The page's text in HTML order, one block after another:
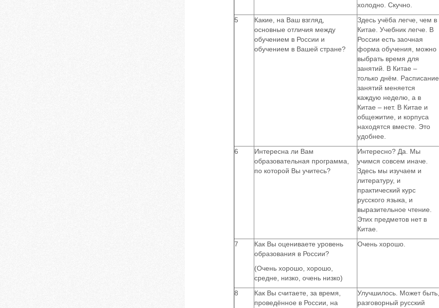
холодно. Скучно.
5
Какие, на Ваш взгляд,
основные отличия между
обучением в России и
обучением в Вашей стране?
Здесь учёба легче, чем в
Китае. Учебник легче. В
России есть заочная
форма обучения, можно
выбрать время для
занятий. В Китае –
только днём. Расписание
занятий меняется
каждую неделю, а в
Китае – нет. В Китае и
общежитие, и корпуса
находятся вместе. Это
удобнее.
6
Интересна ли Вам
образовательная программа,
по которой Вы учитесь?
Интересно? Да. Мы
учимся совсем иначе.
Здесь мы изучаем и
литературу, и
практический курс
русского языка, и
выразительное чтение.
Этих предметов нет в
Китае.
7
Как Вы оцениваете уровень
образования в России?
(Очень хорошо, хорошо,
средне, низко, очень низко)
Очень хорошо.
8
Как Вы считаете, за время,
проведённое в России, на
Улучшилось. Может быть,
разговорный русский